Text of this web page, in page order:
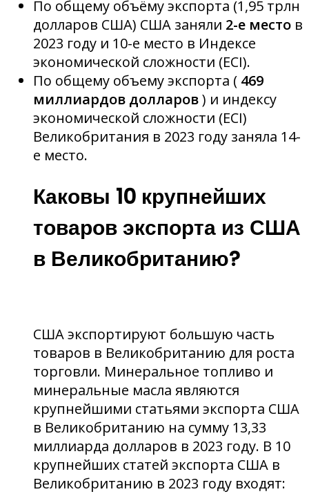
По общему объёму экспорта (1,95 трлн
долларов США) США заняли 2-е место в
2023 году и 10-е место в Индексе
экономической сложности (ECI).
По общему объему экспорта ( 469
миллиардов долларов) и индексу
экономической сложности (ECI)
Великобритания в 2023 году заняла 14-
е место.
Каковы 10 крупнейших
товаров экспорта из США
в Великобританию?
США экспортируют большую часть
товаров в Великобританию для роста
торговли. Минеральное топливо и
минеральные масла являются
крупнейшими статьями экспорта США
в Великобританию на сумму 13,33
миллиарда долларов в 2023 году. В 10
крупнейших статей экспорта США в
Великобританию в 2023 году входят: